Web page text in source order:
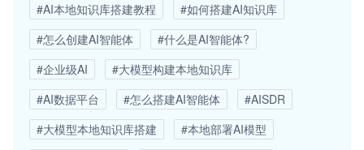
#AI本地知识库搭建教程
#如何搭建AI知识库
#怎么创建AI智能体
#什么是AI智能体?
#企业级AI
#大模型构建本地知识库
#AI数据平台
#怎么搭建AI智能体
#AISDR
#大模型本地知识库搭建
#本地部署AI模型